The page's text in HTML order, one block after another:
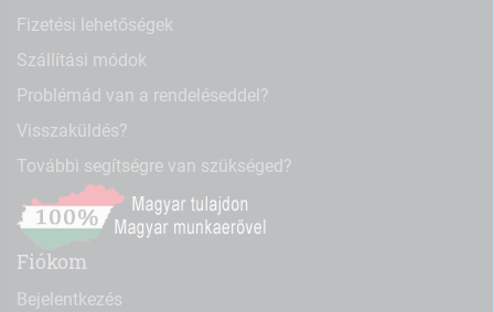
Fizetési lehetőségek
Szállítási módok
Problémád van a rendeléseddel?
Visszaküldés?
További segítségre van szükséged?
Fiókom
Bejelentkezés